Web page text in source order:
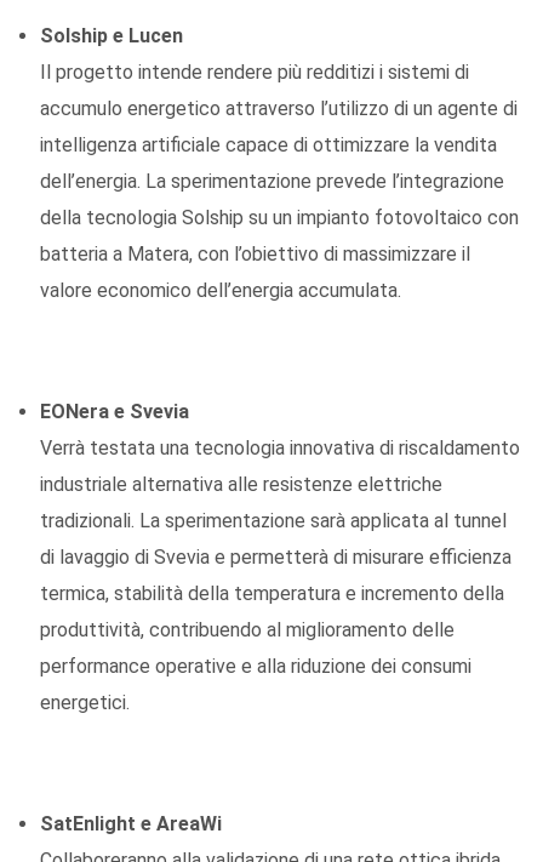
Solship e Lucen
Il progetto intende rendere più redditizi i sistemi di
accumulo energetico attraverso l’utilizzo di un agente di
intelligenza artificiale capace di ottimizzare la vendita
dell’energia. La sperimentazione prevede l’integrazione
della tecnologia Solship su un impianto fotovoltaico con
batteria a Matera, con l’obiettivo di massimizzare il
valore economico dell’energia accumulata.
EONera e Svevia
Verrà testata una tecnologia innovativa di riscaldamento
industriale alternativa alle resistenze elettriche
tradizionali. La sperimentazione sarà applicata al tunnel
di lavaggio di Svevia e permetterà di misurare efficienza
termica, stabilità della temperatura e incremento della
produttività, contribuendo al miglioramento delle
performance operative e alla riduzione dei consumi
energetici.
SatEnlight e AreaWi